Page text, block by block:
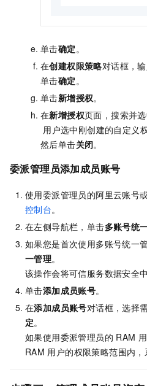
单击确定。
在创建权限策略对话框，
单击确定。
单击新增授权。
在新增授权页面，搜索并
用户选中刚创建的自定义
然后单击关闭。
委派管理员添加成员账号
使用委派管理员的阿里云账号
控制台。
在左侧导航栏，单击多账号统
如果您是首次使用多账号统一
一管理。
该操作会将可信服务数据安全
单击添加成员账号。
在添加成员账号对话框，选择
定。
如果使用委派管理员的 RAM
RAM 用户的权限策略范围内